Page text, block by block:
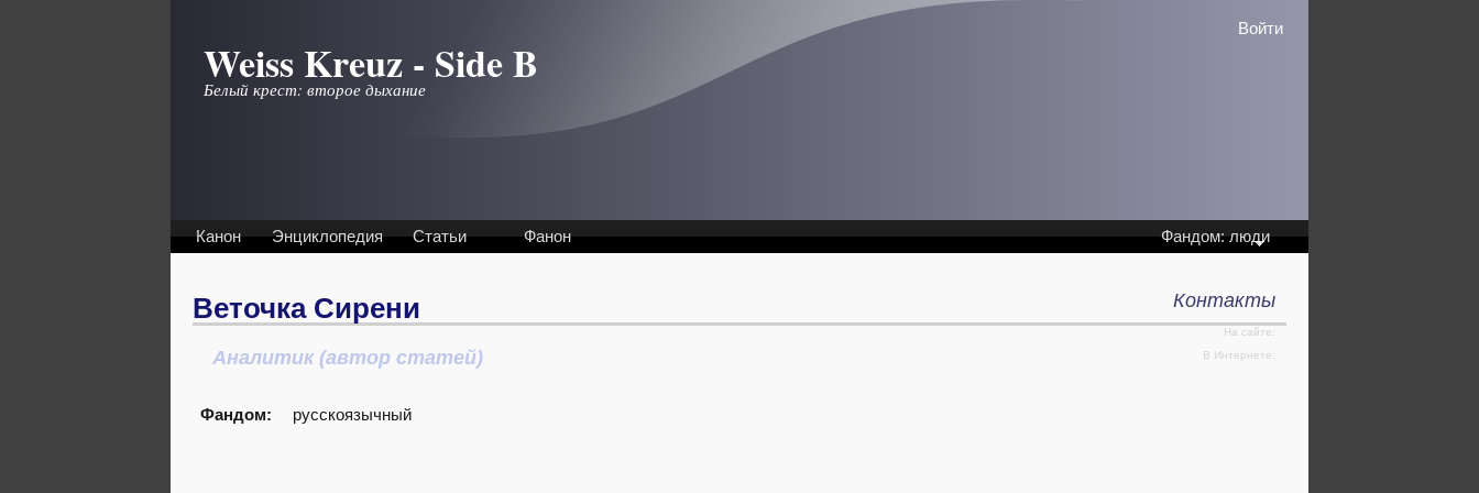
Weiss Kreuz - Side B
Белый крест: второе дыхание
Войти
Канон Энциклопедия Статьи Фанон Фандом: люди
Веточка Сирени
Аналитик (автор статей)
Фандом: русскоязычный
Контакты
На сайте:
В Интернете: